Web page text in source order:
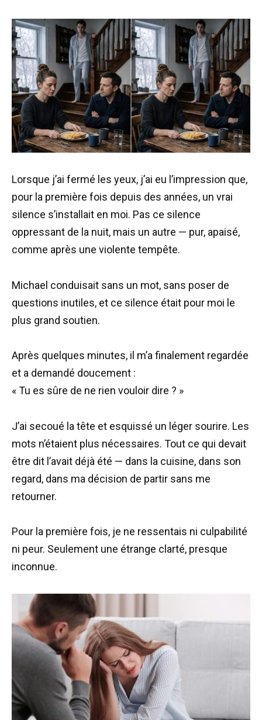
Lorsque j’ai fermé les yeux, j’ai eu l’impression que,
pour la première fois depuis des années, un vrai
silence s’installait en moi. Pas ce silence
oppressant de la nuit, mais un autre — pur, apaisé,
comme après une violente tempête.
Michael conduisait sans un mot, sans poser de
questions inutiles, et ce silence était pour moi le
plus grand soutien.
Après quelques minutes, il m’a finalement regardée
et a demandé doucement :
« Tu es sûre de ne rien vouloir dire ? »
J’ai secoué la tête et esquissé un léger sourire. Les
mots n’étaient plus nécessaires. Tout ce qui devait
être dit l’avait déjà été — dans la cuisine, dans son
regard, dans ma décision de partir sans me
retourner.
Pour la première fois, je ne ressentais ni culpabilité
ni peur. Seulement une étrange clarté, presque
inconnue.